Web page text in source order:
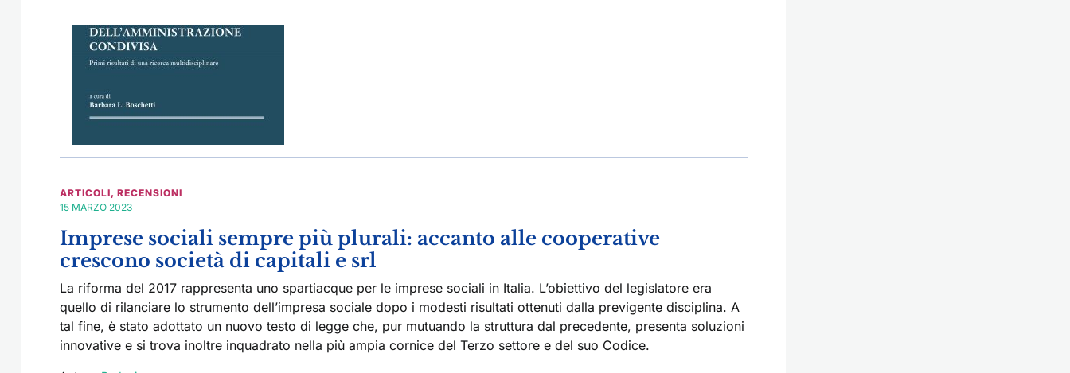
ARTICOLI, RECENSIONI
15 MARZO 2023
Imprese sociali sempre più plurali: accanto alle cooperative
crescono società di capitali e srl
La riforma del 2017 rappresenta uno spartiacque per le imprese sociali in Italia. L’obiettivo del legislatore era
quello di rilanciare lo strumento dell’impresa sociale dopo i modesti risultati ottenuti dalla previgente disciplina. A
tal fine, è stato adottato un nuovo testo di legge che, pur mutuando la struttura dal precedente, presenta soluzioni
innovative e si trova inoltre inquadrato nella più ampia cornice del Terzo settore e del suo Codice.